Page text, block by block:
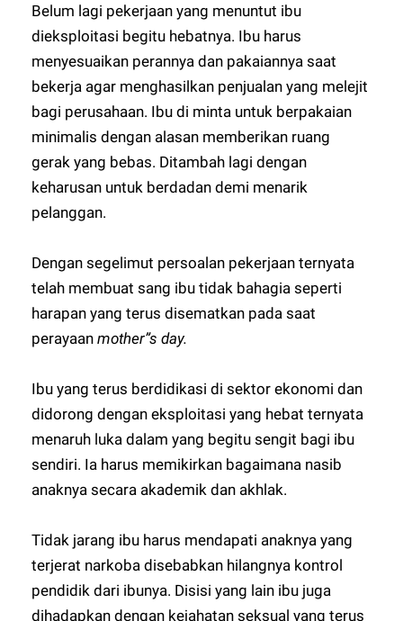
Belum lagi pekerjaan yang menuntut ibu
dieksploitasi begitu hebatnya. Ibu harus
menyesuaikan perannya dan pakaiannya saat
bekerja agar menghasilkan penjualan yang melejit
bagi perusahaan. Ibu di minta untuk berpakaian
minimalis dengan alasan memberikan ruang
gerak yang bebas. Ditambah lagi dengan
keharusan untuk berdadan demi menarik
pelanggan.
Dengan segelimut persoalan pekerjaan ternyata
telah membuat sang ibu tidak bahagia seperti
harapan yang terus disematkan pada saat
perayaanmother”s day.
Ibu yang terus berdidikasi di sektor ekonomi dan
didorong dengan eksploitasi yang hebat ternyata
menaruh luka dalam yang begitu sengit bagi ibu
sendiri. Ia harus memikirkan bagaimana nasib
anaknya secara akademik dan akhlak.
Tidak jarang ibu harus mendapati anaknya yang
terjerat narkoba disebabkan hilangnya kontrol
pendidik dari ibunya. Disisi yang lain ibu juga
dihadapkan dengan kejahatan seksual yang terus